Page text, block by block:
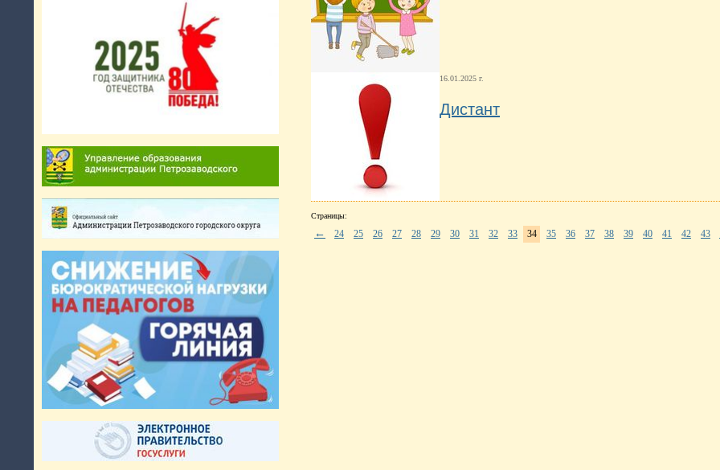
16.01.2025 г.
Дистант
Страницы:
← 24 25 26 27 28 29 30 31 32 33 34 35 36 37 38 39 40 41 42 43